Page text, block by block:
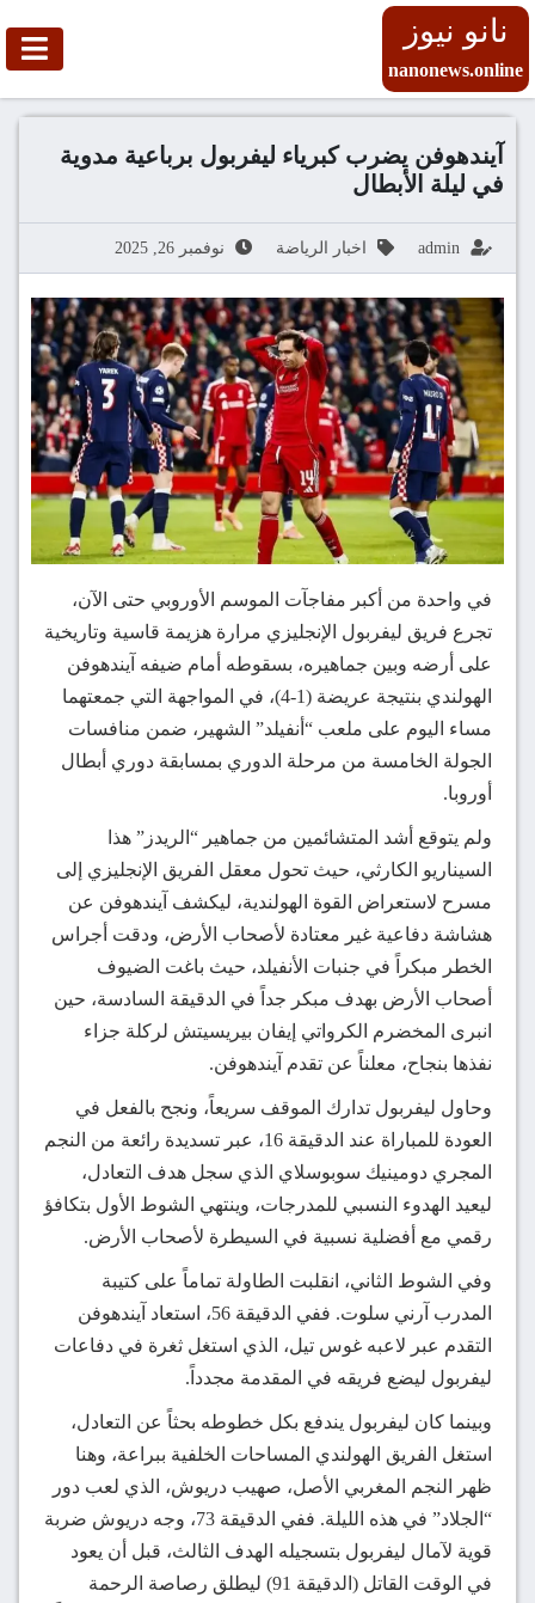
نانو نيوز
nanonews.online
آيندهوفن يضرب كبرياء ليفربول برباعية مدوية
في ليلة الأبطال
admin اخبار الرياضة نوفمبر 26, 2025
في واحدة من أكبر مفاجآت الموسم الأوروبي حتى الآن،
تجرع فريق ليفربول الإنجليزي مرارة هزيمة قاسية وتاريخية
على أرضه وبين جماهيره، بسقوطه أمام ضيفه آيندهوفن
الهولندي بنتيجة عريضة (1-4)، في المواجهة التي جمعتهما
مساء اليوم على ملعب “أنفيلد” الشهير، ضمن منافسات
الجولة الخامسة من مرحلة الدوري بمسابقة دوري أبطال
أوروبا.
ولم يتوقع أشد المتشائمين من جماهير “الريدز” هذا
السيناريو الكارثي، حيث تحول معقل الفريق الإنجليزي إلى
مسرح لاستعراض القوة الهولندية، ليكشف آيندهوفن عن
هشاشة دفاعية غير معتادة لأصحاب الأرض، ودقت أجراس
الخطر مبكراً في جنبات الأنفيلد، حيث باغت الضيوف
أصحاب الأرض بهدف مبكر جداً في الدقيقة السادسة، حين
انبرى المخضرم الكرواتي إيفان بيريسيتش لركلة جزاء
نفذها بنجاح، معلناً عن تقدم آيندهوفن.
وحاول ليفربول تدارك الموقف سريعاً، ونجح بالفعل في
العودة للمباراة عند الدقيقة 16، عبر تسديدة رائعة من النجم
المجري دومينيك سوبوسلاي الذي سجل هدف التعادل،
ليعيد الهدوء النسبي للمدرجات، وينتهي الشوط الأول بتكافؤ
رقمي مع أفضلية نسبية في السيطرة لأصحاب الأرض.
وفي الشوط الثاني، انقلبت الطاولة تماماً على كتيبة
المدرب آرني سلوت. ففي الدقيقة 56، استعاد آيندهوفن
التقدم عبر لاعبه غوس تيل، الذي استغل ثغرة في دفاعات
ليفربول ليضع فريقه في المقدمة مجدداً.
وبينما كان ليفربول يندفع بكل خطوطه بحثاً عن التعادل،
استغل الفريق الهولندي المساحات الخلفية ببراعة، وهنا
ظهر النجم المغربي الأصل، صهيب دريوش، الذي لعب دور
“الجلاد” في هذه الليلة. ففي الدقيقة 73، وجه دريوش ضربة
قوية لآمال ليفربول بتسجيله الهدف الثالث، قبل أن يعود
في الوقت القاتل (الدقيقة 91) ليطلق رصاصة الرحمة